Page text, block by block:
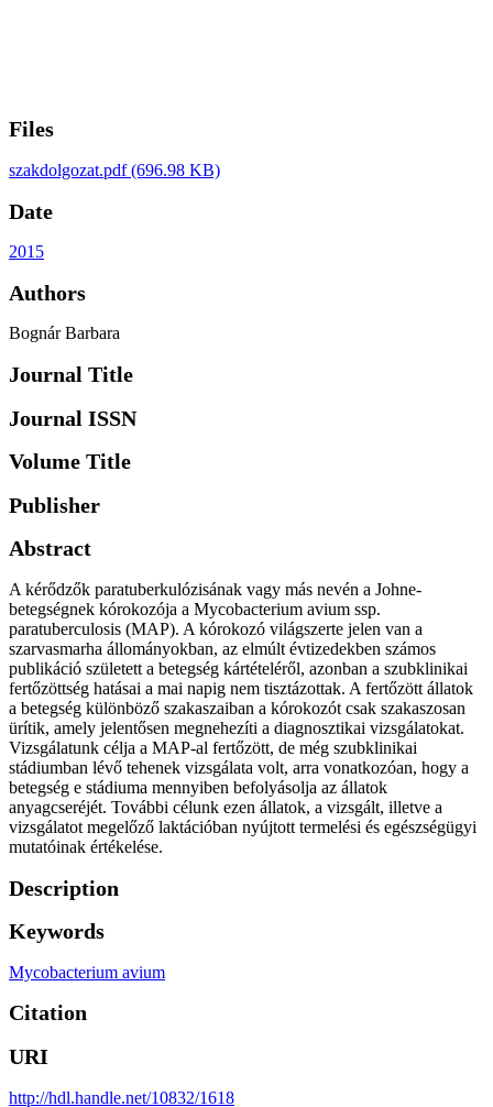
Files
szakdolgozat.pdf(696.98 KB)
Date
2015
Authors
Bognár Barbara
Journal Title
Journal ISSN
Volume Title
Publisher
Abstract
A kérődzők paratuberkulózisának vagy más nevén a Johne-
betegségnek kórokozója a Mycobacterium avium ssp.
paratuberculosis (MAP). A kórokozó világszerte jelen van a
szarvasmarha állományokban, az elmúlt évtizedekben számos
publikáció született a betegség kártételéről, azonban a szubklinikai
fertőzöttség hatásai a mai napig nem tisztázottak. A fertőzött állatok
a betegség különböző szakaszaiban a kórokozót csak szakaszosan
ürítik, amely jelentősen megnehezíti a diagnosztikai vizsgálatokat.
Vizsgálatunk célja a MAP-al fertőzött, de még szubklinikai
stádiumban lévő tehenek vizsgálata volt, arra vonatkozóan, hogy a
betegség e stádiuma mennyiben befolyásolja az állatok
anyagcseréjét. További célunk ezen állatok, a vizsgált, illetve a
vizsgálatot megelőző laktációban nyújtott termelési és egészségügyi
mutatóinak értékelése.
Description
Keywords
Mycobacterium avium
Citation
URI
http://hdl.handle.net/10832/1618